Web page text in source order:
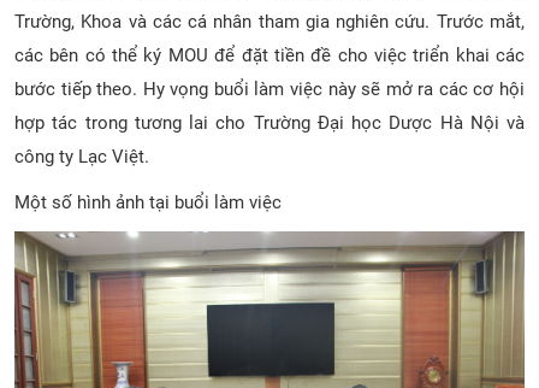
Trường, Khoa và các cá nhân tham gia nghiên cứu. Trước mắt,
các bên có thể ký MOU để đặt tiền đề cho việc triển khai các
bước tiếp theo. Hy vọng buổi làm việc này sẽ mở ra các cơ hội
hợp tác trong tương lai cho Trường Đại học Dược Hà Nội và
công ty Lạc Việt.
Một số hình ảnh tại buổi làm việc